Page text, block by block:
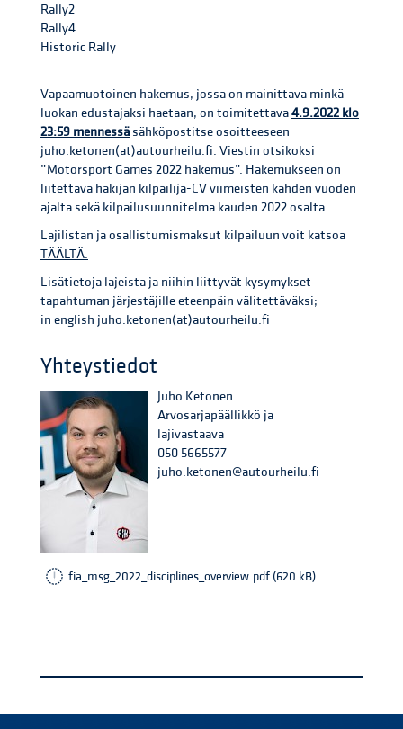
Rally2
Rally4
Historic Rally
Vapaamuotoinen hakemus, jossa on mainittava minkä
luokan edustajaksi haetaan, on toimitettava4.9.2022 klo
23:59 mennessä sähköpostitse osoitteeseen
juho.ketonen(at)autourheilu.fi. Viestin otsikoksi
”Motorsport Games 2022 hakemus”. Hakemukseen on
liitettävä hakijan kilpailija-CV viimeisten kahden vuoden
ajalta sekä kilpailusuunnitelma kauden 2022 osalta.
Lajilistan ja osallistumismaksut kilpailuun voit katsoa
TÄÄLTÄ.
Lisätietoja lajeista ja niihin liittyvät kysymykset
tapahtuman järjestäjille eteenpäin välitettäväksi;
in english juho.ketonen(at)autourheilu.fi
Yhteystiedot
Juho Ketonen
Arvosarjapäällikkö ja
lajivastaava
050 5665577
juho.ketonen@autourheilu.fi
fia_msg_2022_disciplines_overview.pdf (620 kB)